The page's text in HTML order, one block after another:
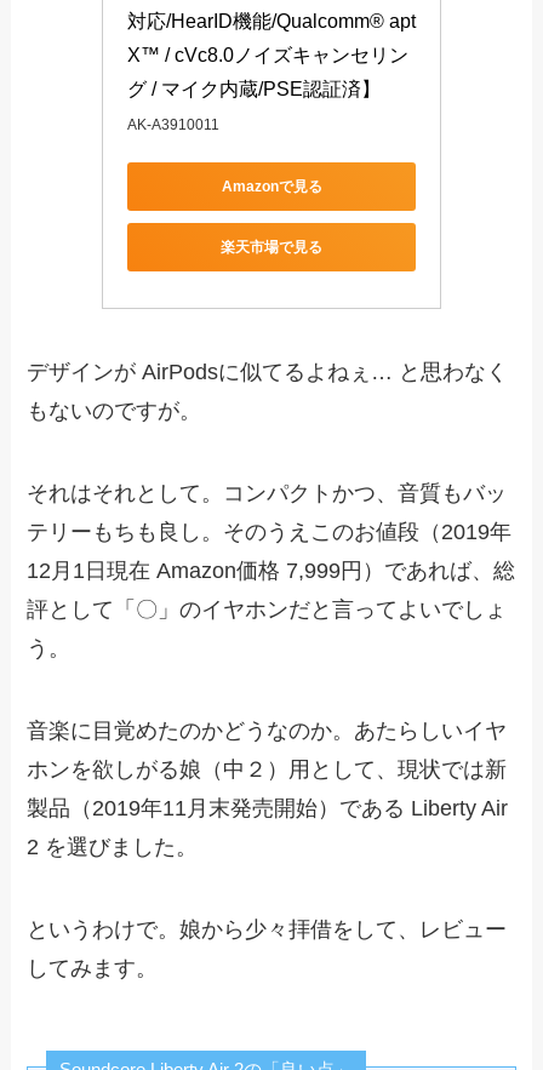
対応/HearID機能/Qualcomm® apt
X™ / cVc8.0ノイズキャンセリン
グ / マイク内蔵/PSE認証済】
AK-A3910011
Amazonで見る
楽天市場で見る
デザインが AirPodsに似てるよねぇ… と思わなく
もないのですが。
それはそれとして。コンパクトかつ、音質もバッ
テリーもちも良し。そのうえこのお値段（2019年
12月1日現在 Amazon価格 7,999円）であれば、総
評として「〇」のイヤホンだと言ってよいでしょ
う。
音楽に目覚めたのかどうなのか。あたらしいイヤ
ホンを欲しがる娘（中２）用として、現状では新
製品（2019年11月末発売開始）である Liberty Air
2 を選びました。
というわけで。娘から少々拝借をして、レビュー
してみます。